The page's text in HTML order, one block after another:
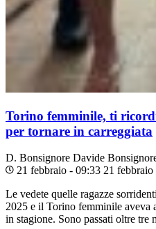
Torino femminile, ti
per tornare in carreggiata
D. Bonsignore Davide
21 febbraio - 09:33 21 febbraio
Le vedete quelle ragazze
2025 e il Torino femminile aveva
in stagione. Sono passati oltre tre